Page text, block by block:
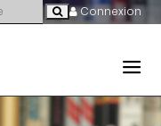
Connexion